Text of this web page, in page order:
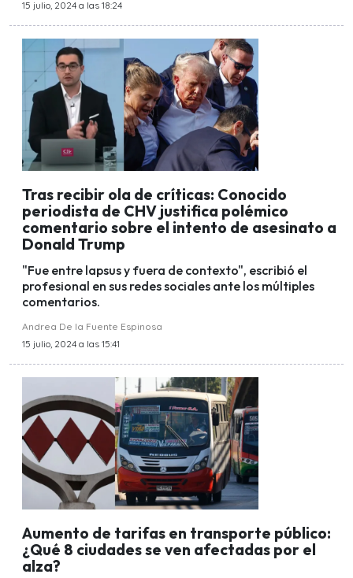
15 julio, 2024 a las 18:24
Tras recibir ola de críticas: Conocido
periodista de CHV justifica polémico
comentario sobre el intento de asesinato a
Donald Trump
"Fue entre lapsus y fuera de contexto", escribió el
profesional en sus redes sociales ante los múltiples
comentarios.
Andrea De la Fuente Espinosa
15 julio, 2024 a las 15:41
Aumento de tarifas en transporte público:
¿Qué 8 ciudades se ven afectadas por el
alza?